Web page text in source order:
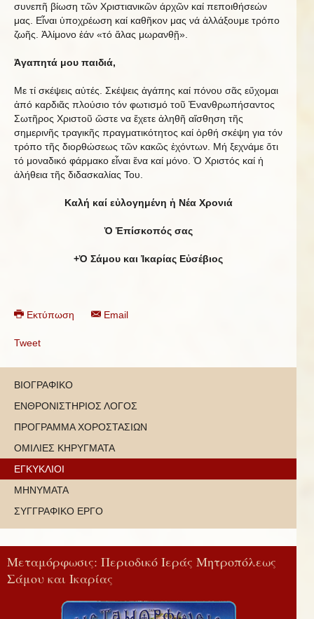
συνεπῆ βίωση τῶν Χριστιανικῶν άρχῶν καί πεποιθήσεών
μας. Εἶναι ὑποχρέωση καί καθῆκον μας νά ἀλλάξουμε τρόπο
ζωῆς. Ἀλίμονο ἐάν «τό ἅλας μωρανθῇ».
Ἀγαπητά μου παιδιά,
Με τί σκέψεις αὐτές. Σκέψεις ἀγάπης καί πόνου σᾶς εὔχομαι
ἀπό καρδιᾶς πλούσιο τόν φωτισμό τοῦ Ἐνανθρωπήσαντος
Σωτῆρος Χριστοῦ ὥστε να ἔχετε ἀληθῆ αἴσθηση τῆς
σημερινῆς τραγικῆς πραγματικότητος καί ὀρθή σκέψη για τόν
τρόπο τῆς διορθώσεως τῶν κακῶς ἐχόντων. Μή ξεχνάμε ὅτι
τό μοναδικό φάρμακο εἶναι ἕνα καί μόνο. Ὁ Χριστός καί ἡ
ἀλήθεια τῆς διδασκαλίας Του.
Καλή καί εὐλογημένη ἡ Νέα Χρονιά
Ὁ Ἐπίσκοπός σας
+Ὁ Σάμου και Ἰκαρίας Εὐσέβιος
Εκτύπωση Email
Tweet
ΒΙΟΓΡΑΦΙΚΟ
ΕΝΘΡΟΝΙΣΤΗΡΙΟΣ ΛΟΓΟΣ
ΠΡΟΓΡΑΜΜΑ ΧΟΡΟΣΤΑΣΙΩΝ
ΟΜΙΛΙΕΣ ΚΗΡΥΓΜΑΤΑ
ΕΓΚΥΚΛΙΟΙ
ΜΗΝΥΜΑΤΑ
ΣΥΓΓΡΑΦΙΚΟ ΕΡΓΟ
Μεταμόρφωσις: Περιοδικό Ιεράς Μητροπόλεως
Σάμου και Ικαρίας